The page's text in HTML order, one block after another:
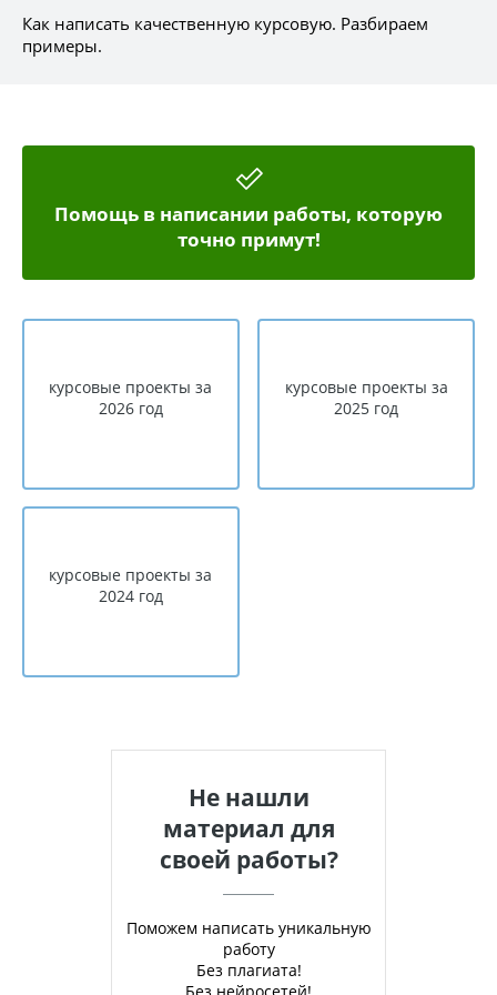
Как написать качественную курсовую. Разбираем
примеры.
Помощь в написании работы, которую
точно примут!
курсовые проекты за
2026 год
курсовые проекты за
2025 год
курсовые проекты за
2024 год
Не нашли
материал для
своей работы?
Поможем написать уникальную
работу
Без плагиата!